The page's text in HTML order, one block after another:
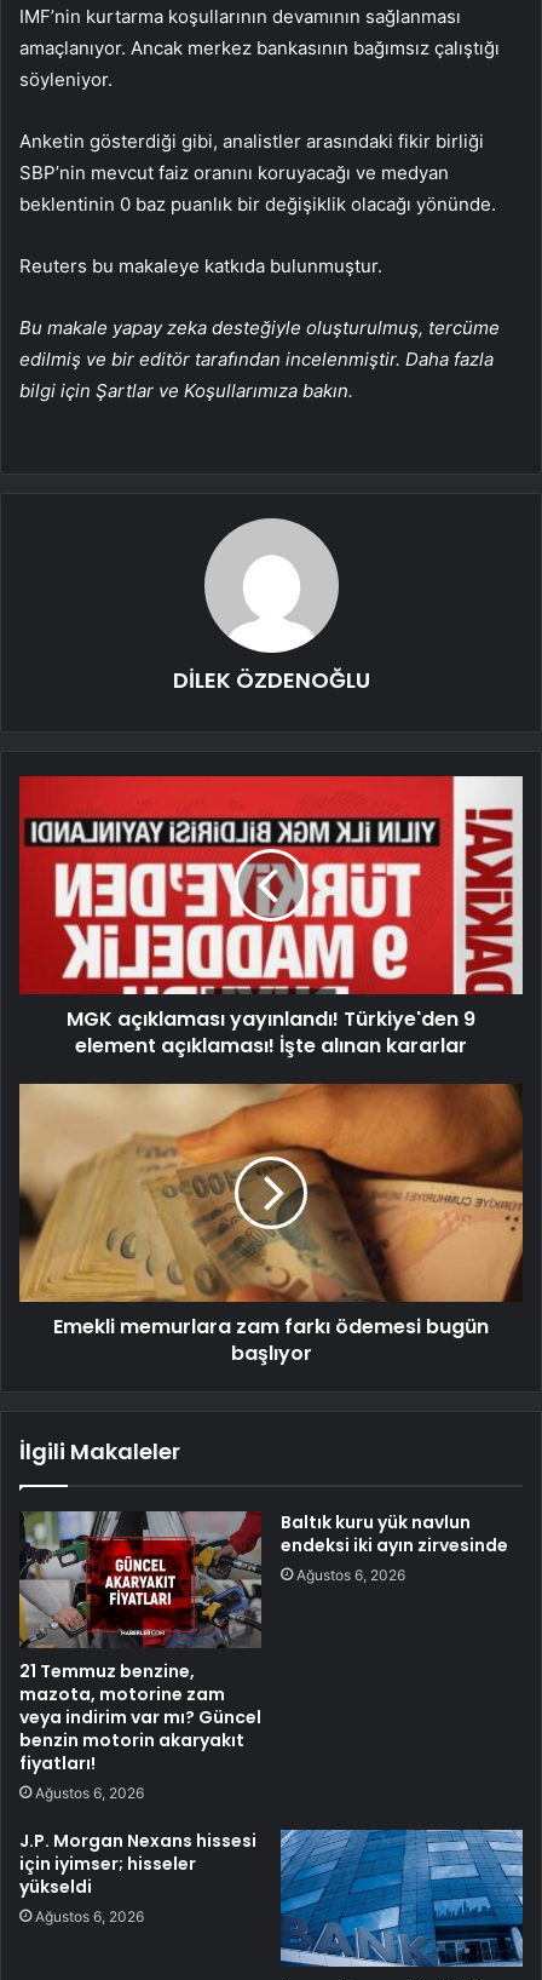
IMF’nin kurtarma koşullarının devamının sağlanması
amaçlanıyor. Ancak merkez bankasının bağımsız çalıştığı
söyleniyor.
Anketin gösterdiği gibi, analistler arasındaki fikir birliği
SBP’nin mevcut faiz oranını koruyacağı ve medyan
beklentinin 0 baz puanlık bir değişiklik olacağı yönünde.
Reuters bu makaleye katkıda bulunmuştur.
Bu makale yapay zeka desteğiyle oluşturulmuş, tercüme
edilmiş ve bir editör tarafından incelenmiştir. Daha fazla
bilgi için Şartlar ve Koşullarımıza bakın.
DİLEK ÖZDENOĞLU
MGK açıklaması yayınlandı! Türkiye'den 9
element açıklaması! İşte alınan kararlar
Emekli memurlara zam farkı ödemesi bugün
başlıyor
İlgili Makaleler
21 Temmuz benzine,
mazota, motorine zam
veya indirim var mı? Güncel
benzin motorin akaryakıt
fiyatları!
Ağustos 6, 2026
Baltık kuru yük navlun
endeksi iki ayın zirvesinde
Ağustos 6, 2026
J.P. Morgan Nexans hissesi
için iyimser; hisseler
yükseldi
Ağustos 6, 2026